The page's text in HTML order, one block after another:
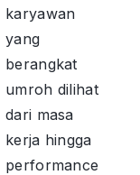
karyawan
yang
berangkat
umroh dilihat
dari masa
kerja hingga
performance